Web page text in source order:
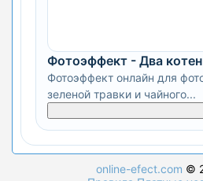
Фотоэффект - Два
Фотоэффект онлайн для
зеленой травки и чайного...
online-efect.com ©